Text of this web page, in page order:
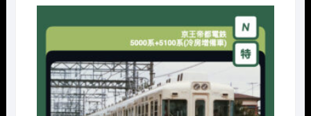
の
価
¥14,300
で
し
在
の
は
¥10,010
で